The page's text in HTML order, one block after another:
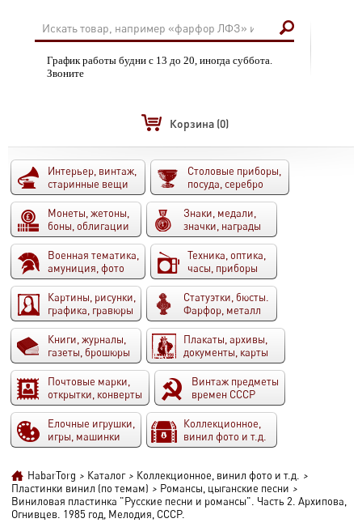
График работы будни с 13 до 20, иногда суббота.
Звоните
Корзина (0)
Интерьер, винтаж,
старинные вещи
Столовые приборы,
посуда, серебро
Монеты, жетоны,
боны, облигации
Знаки, медали,
значки, награды
Военная тематика,
амуниция, фото
Техника, оптика,
часы, приборы
Картины, рисунки,
графика, гравюры
Статуэтки, бюсты.
Фарфор, металл
Книги, журналы,
газеты, брошюры
Плакаты, архивы,
документы, карты
Почтовые марки,
открытки, конверты
Винтаж предметы
времен СССР
Елочные игрушки,
игры, машинки
Коллекционное,
винил фото и т.д.
HabarTorg > Каталог > Коллекционное, винил фото и т.д.
>
Пластинки винил (по темам) > Романсы, цыганские песни >
Виниловая пластинка "Русские песни и романсы". Часть 2. Архипова,
Огнивцев. 1985 год, Мелодия, СССР.